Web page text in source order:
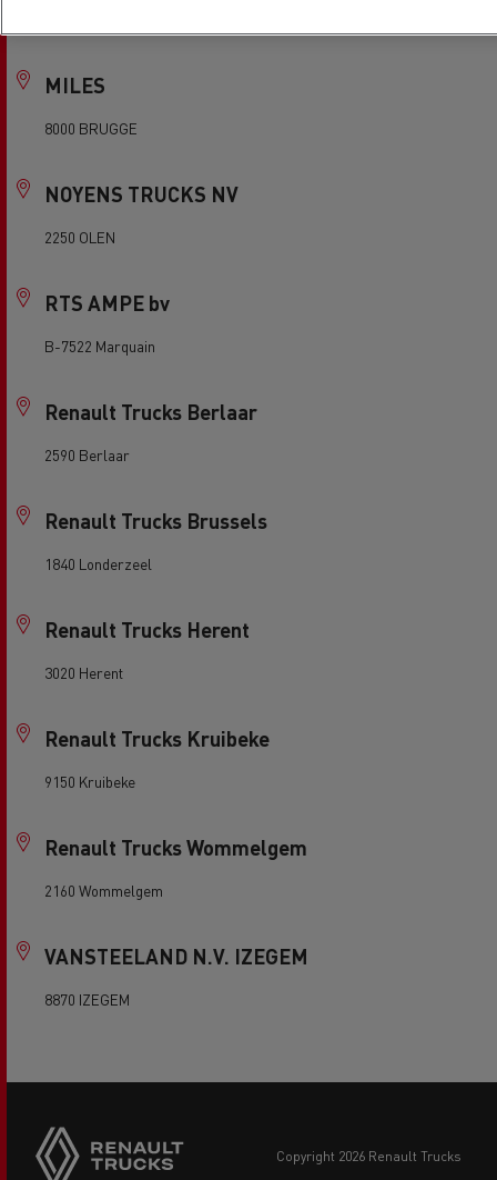
MILES
8000 BRUGGE
NOYENS TRUCKS NV
2250 OLEN
RTS AMPE bv
B-7522 Marquain
Renault Trucks Berlaar
2590 Berlaar
Renault Trucks Brussels
1840 Londerzeel
Renault Trucks Herent
3020 Herent
Renault Trucks Kruibeke
9150 Kruibeke
Renault Trucks Wommelgem
2160 Wommelgem
VANSTEELAND N.V. IZEGEM
8870 IZEGEM
copyright 2026 Renault Trucks